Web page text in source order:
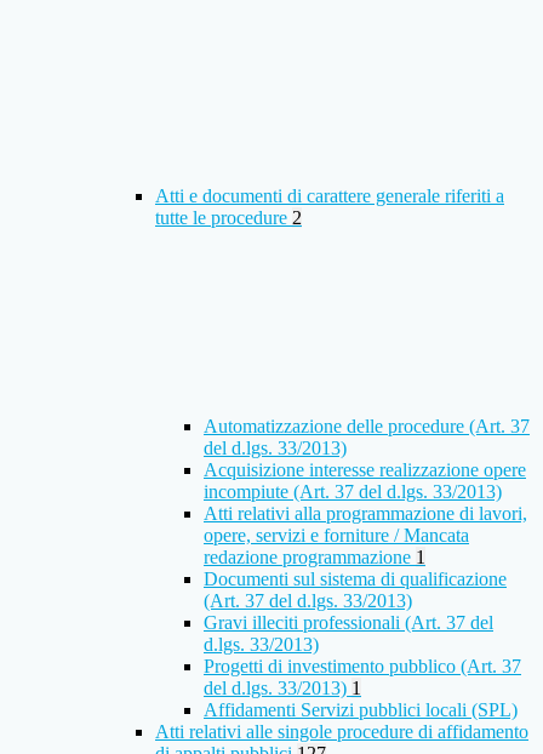
Atti e documenti di carattere generale riferiti a
tutte le procedure 2
Automatizzazione delle procedure (Art. 37
del d.lgs. 33/2013)
Acquisizione interesse realizzazione opere
incompiute (Art. 37 del d.lgs. 33/2013)
Atti relativi alla programmazione di lavori,
opere, servizi e forniture / Mancata
redazione programmazione 1
Documenti sul sistema di qualificazione
(Art. 37 del d.lgs. 33/2013)
Gravi illeciti professionali (Art. 37 del
d.lgs. 33/2013)
Progetti di investimento pubblico (Art. 37
del d.lgs. 33/2013) 1
Affidamenti Servizi pubblici locali (SPL)
Atti relativi alle singole procedure di affidamento